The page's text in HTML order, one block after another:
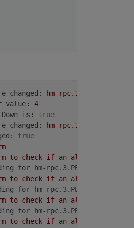
changed: hm-
value:
4
is:
true
changed: hm-
true
to check if an alarm
for hm-
to check if an alarm
for hm-
to check if an alarm
for hm-
to check if an alarm